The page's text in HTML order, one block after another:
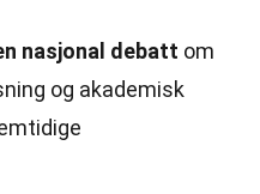
nasjonal debatt om
og akademisk